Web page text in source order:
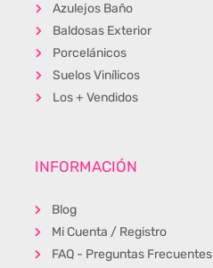
Azulejos Baño
Baldosas Exterior
Porcelánicos
Suelos Vinílicos
Los + Vendidos
INFORMACIÓN
Blog
Mi Cuenta / Registro
FAQ - Preguntas Frecuentes